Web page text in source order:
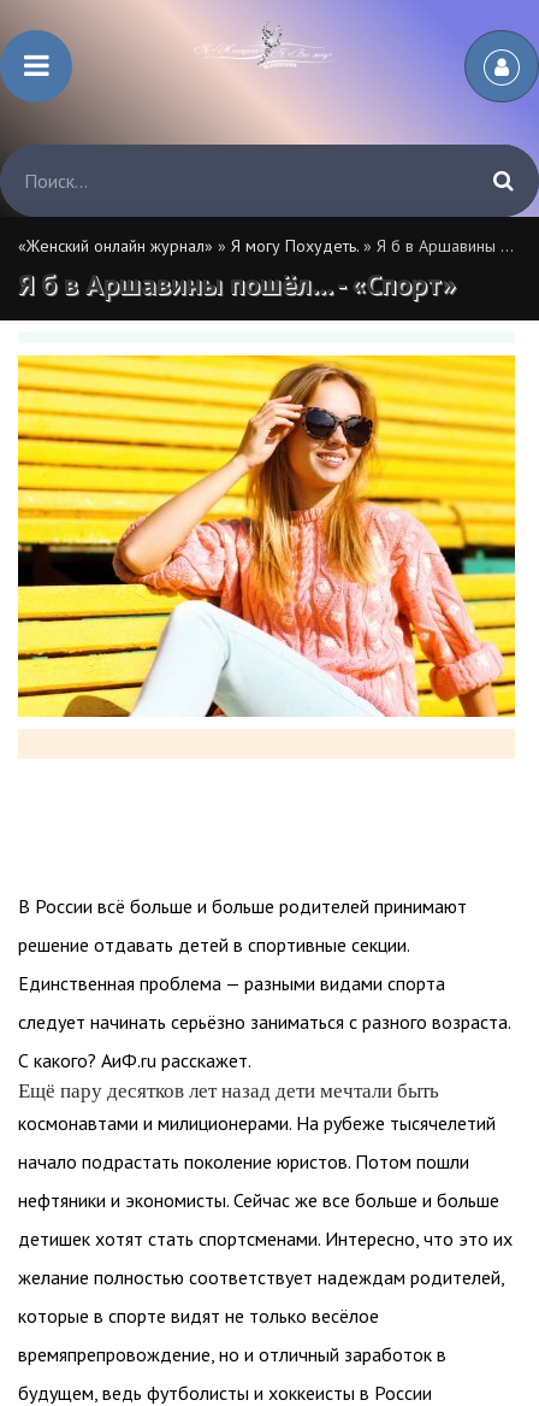
«Женский онлайн журнал» » Я могу Похудеть. » Я б в Аршавины пошёл... - «Спорт»
Я б в Аршавины пошёл... - «Спорт»
В России всё больше и больше родителей принимают
решение отдавать детей в спортивные секции.
Единственная проблема — разными видами спорта
следует начинать серьёзно заниматься с разного возраста.
С какого? АиФ.ru расскажет.
Ещё пару десятков лет назад дети мечтали быть
космонавтами и милиционерами. На рубеже тысячелетий
начало подрастать поколение юристов. Потом пошли
нефтяники и экономисты. Сейчас же все больше и больше
детишек хотят стать спортсменами. Интересно, что это их
желание полностью соответствует надеждам родителей,
которые в спорте видят не только весёлое
времяпрепровождение, но и отличный заработок в
будущем, ведь футболисты и хоккеисты в России